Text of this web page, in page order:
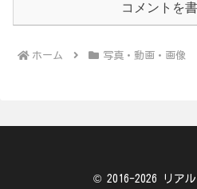
コメントを
ホーム 写真・動画・画像
© 2016-2026 リアル